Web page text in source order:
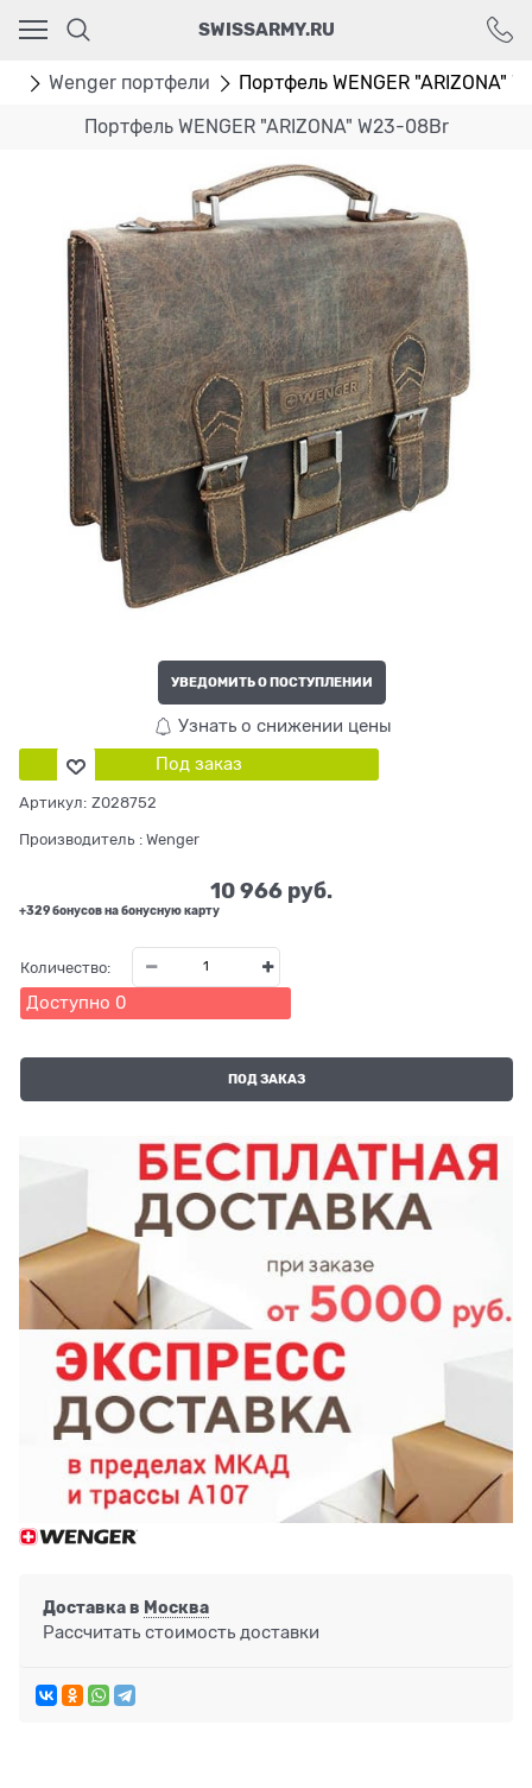
SWISSARMY.RU
Wenger портфели Портфель WENGER "ARIZONA"
Портфель WENGER "ARIZONA" W23-08Br
УВЕДОМИТЬ О ПОСТУПЛЕНИИ
Узнать о снижении цены
Под заказ
Артикул: Z028752
Производитель : Wenger
10 966 руб.
+329 бонусов на бонусную карту
Количество:
Доступно 0
ПОД ЗАКАЗ
Доставка в Москва
Рассчитать стоимость доставки
Ваш город - Москва,
угадали?
ДА НЕТ